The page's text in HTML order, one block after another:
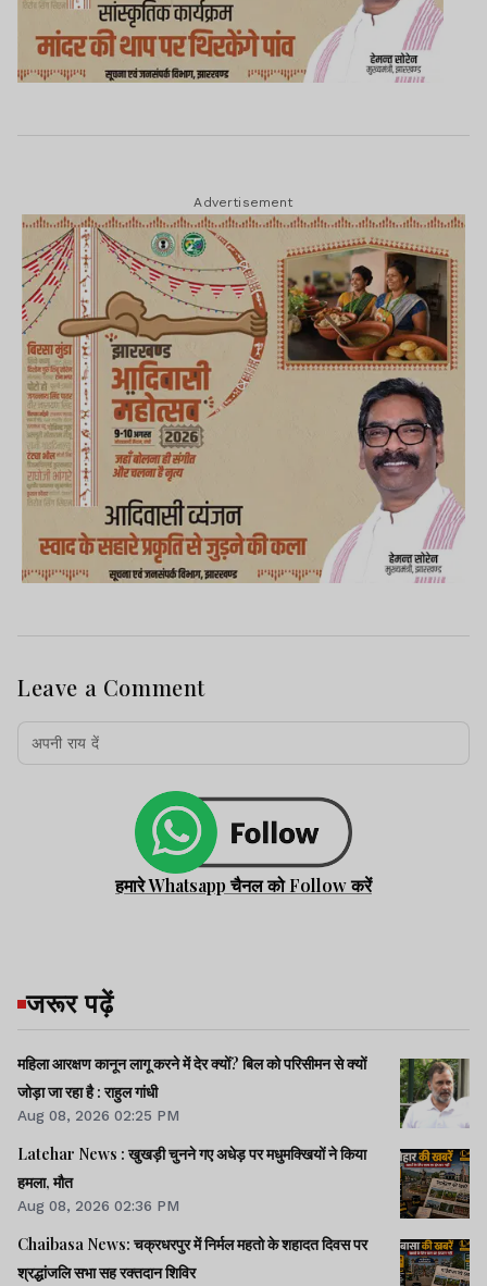
Advertisement
Leave a Comment
हमारे Whatsapp चैनल को Follow करें
जरूर पढ़ें
महिला आरक्षण कानून लागू करने में देर क्यों? बिल को परिसीमन से क्यों
जोड़ा जा रहा है : राहुल गांधी
Aug 08, 2026 02:25 PM
Latehar News : खुखड़ी चुनने गए अधेड़ पर मधुमक्खियों ने किया
हमला, मौत
Aug 08, 2026 02:36 PM
Chaibasa News: चक्रधरपुर में निर्मल महतो के शहादत दिवस पर
श्रद्धांजलि सभा सह रक्तदान शिविर